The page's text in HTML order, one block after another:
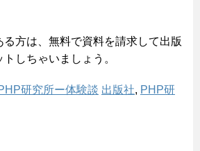
る方は、無料で資料を請求して出版
しちゃいましょう。
研究所ー体験談 出版社, PHP研